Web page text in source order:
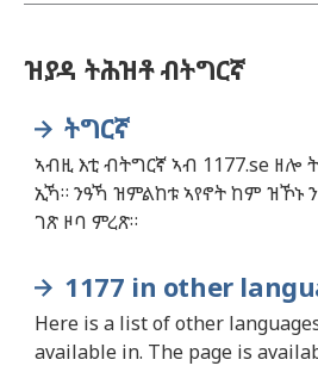
ዝያዳ ትሕዝቶ ብትግርኛ
ትግርኛ
ኣብዚ እቲ ብትግርኛ ኣብ 1177.se ዘሎ
ኢኻ። ንዓኻ ዝምልከቱ ኣየኖት ከም ዝኾኑ
ገጽ ዞባ ምረጽ።
1177 in other
Here is a list of other
available in. The page is